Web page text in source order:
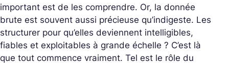
important est de les comprendre. Or, la donnée
brute est souvent aussi précieuse qu’indigeste. Les
structurer pour qu’elles deviennent intelligibles,
fiables et exploitables à grande échelle ? C’est là
que tout commence vraiment. Tel est le rôle du